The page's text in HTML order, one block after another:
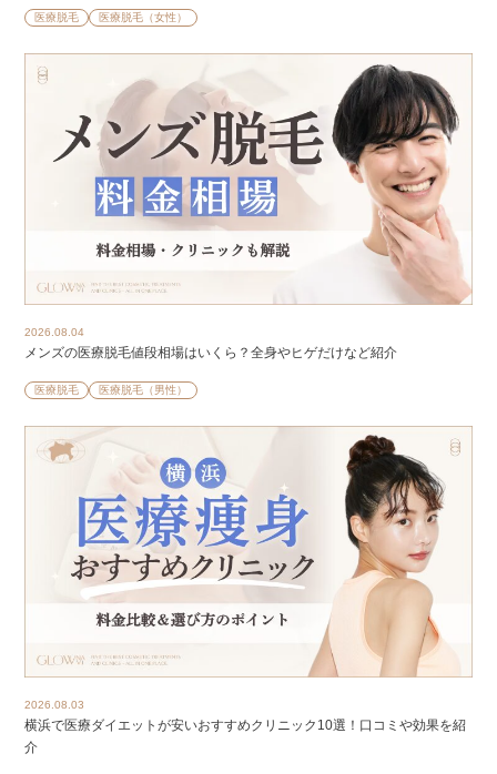
医療脱毛 医療脱毛（女性）
2026.08.04
メンズの医療脱毛値段相場はいくら？全身やヒゲだけなど紹介
医療脱毛 医療脱毛（男性）
2026.08.03
横浜で医療ダイエットが安いおすすめクリニック10選！口コミや効果を紹
介